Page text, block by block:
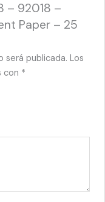
– 92018 –
Paper – 25
será publicada. Los
con *